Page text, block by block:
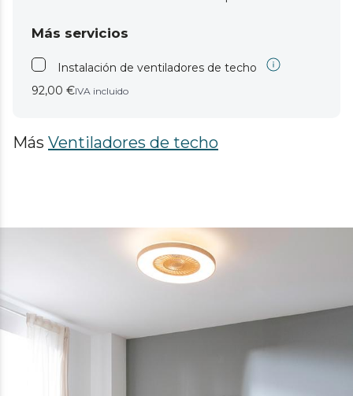
Más servicios
Instalación de ventiladores de techo
92,00 €IVA incluido
Más Ventiladores de techo